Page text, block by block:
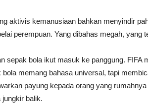
aktivis kemanusiaan bahkan menyindir
perempuan. Yang dibahas megah, yang
sepak bola ikut masuk ke panggung. FIFA
bola memang bahasa universal, tapi
payung kepada orang yang
jungkir balik.